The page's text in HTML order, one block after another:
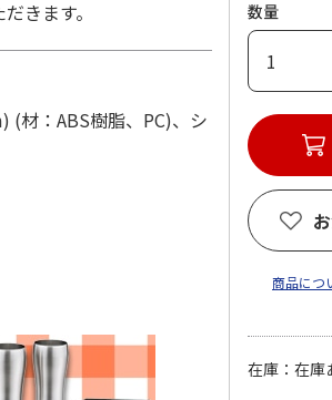
きます。
：ABS樹脂、PC)、シ
数量
商品につ
在庫：在庫